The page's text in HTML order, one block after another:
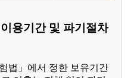
용기간 및 파기절차
법」에서 정한 보유기간